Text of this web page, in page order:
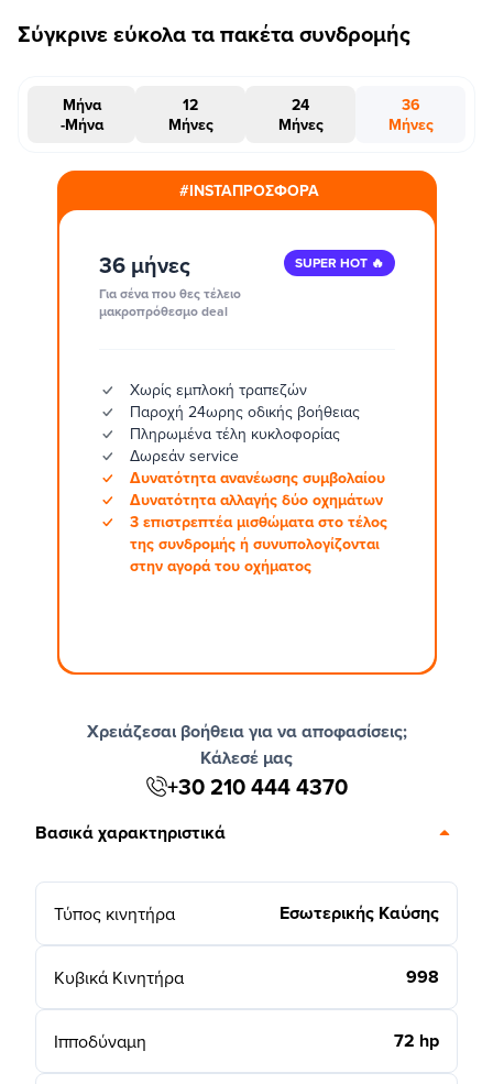
Σύγκρινε εύκολα τα πακέτα συνδρομής
Μήνα
-Μήνα
12
Μήνες
24
Μήνες
36
Μήνες
#INSTAΠΡΟΣΦΟΡΑ
36 μήνες
Για σένα που θες τέλειο
μακροπρόθεσμο deal
SUPER HOT 🔥
Χωρίς εμπλοκή τραπεζών
Παροχή 24ωρης οδικής βοήθειας
Πληρωμένα τέλη κυκλοφορίας
Δωρεάν service
Δυνατότητα ανανέωσης συμβολαίου
Δυνατότητα αλλαγής δύο οχημάτων
3 επιστρεπτέα μισθώματα στο τέλος
της συνδρομής ή συνυπολογίζονται
στην αγορά του οχήματος
Χρειάζεσαι βοήθεια για να αποφασίσεις;
Κάλεσέ μας
+30 210 444 4370
Βασικά χαρακτηριστικά
Τύπος κινητήρα Εσωτερικής Καύσης
Κυβικά Κινητήρα 998
Ιπποδύναμη 72 hp